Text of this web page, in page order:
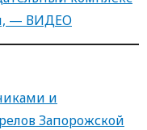
— ВИДЕО
и
Запорожской